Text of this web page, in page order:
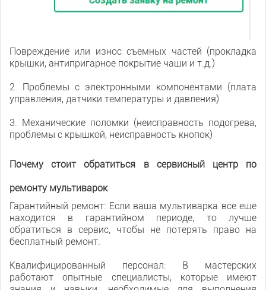
Повреждение или износ съемных частей (прокладка
крышки, антипригарное покрытие чаши и т.д.)
2. Проблемы с электронными компонентами (плата
управления, датчики температуры и давления)
3. Механические поломки (неисправность подогрева,
проблемы с крышкой, неисправность кнопок)
Почему стоит обратиться в сервисный центр по
ремонту мультиварок
Гарантийный ремонт: Если ваша мультиварка все еще
находится в гарантийном периоде, то лучше
обратиться в сервис, чтобы не потерять право на
бесплатный ремонт.
Квалифицированный персонал: В мастерских
работают опытные специалисты, которые имеют